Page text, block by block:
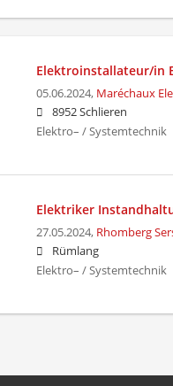
Elektroinstallateur/in
05.06.2024, Maréchaux
8952 Schlieren
Elektro– / Systemtechnik
Elektriker
27.05.2024, Rhomberg
Rümlang
Elektro– / Systemtechnik